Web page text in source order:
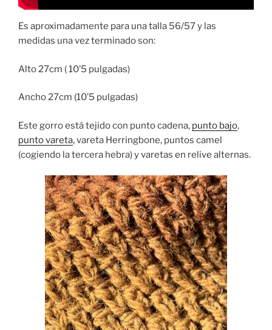
Es aproximadamente para una talla 56/57 y las
medidas una vez terminado son:
Alto 27cm ( 10’5 pulgadas)
Ancho 27cm (10’5 pulgadas)
Este gorro está tejido con punto cadena, punto bajo,
punto vareta, vareta Herringbone, puntos camel
(cogiendo la tercera hebra) y varetas en relive alternas.